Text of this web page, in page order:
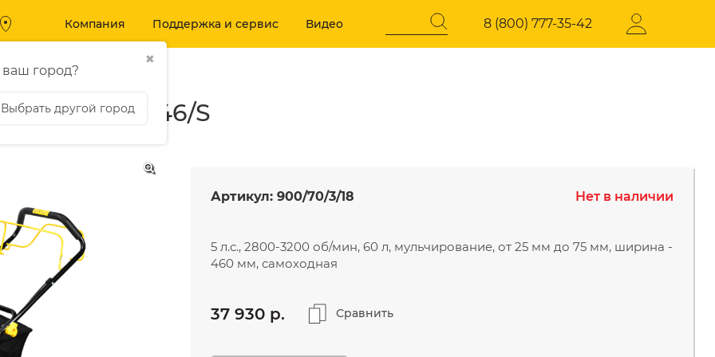
✖
город?
Выбрать другой город
Компания Поддержка и сервис Видео 8 (800) 777-35-42
Мойки высокого давления
воздуходувки
Аккумуляторные пилы
Аккумуляторные
Huter GLM-46/S
Артикул: 900/70/3/18 Нет в наличии
5 л.с., 2800-3200 об/мин, 60 л, мульчирование, от 25 мм до 75 мм, ширина -
460 мм, самоходная
37 930 p. Сравнить